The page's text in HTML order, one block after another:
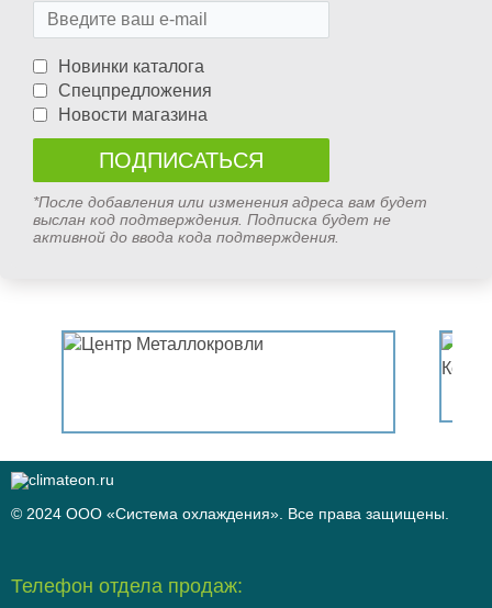
Новинки каталога
Спецпредложения
Новости магазина
*После добавления или изменения адреса вам будет
выслан код подтверждения. Подписка будет не
активной до ввода кода подтверждения.
© 2024 ООО «Система охлаждения». Все права защищены.
Телефон отдела продаж: